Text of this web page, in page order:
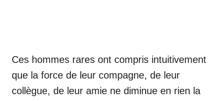
Ces hommes rares ont compris intuitivement
que la force de leur compagne, de leur
collègue, de leur amie ne diminue en rien la